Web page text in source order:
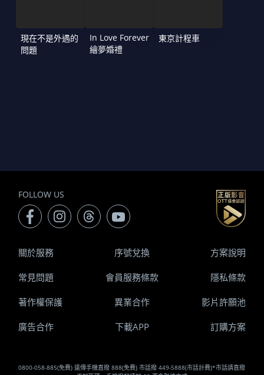
現在不是外遇的
問題
In Love Forever
繪夢婚禮
東京計程車
FOLLOW US
0800-058-885(免費) 遠傳手機直撥 888(免費) 市話撥 449-5888(市話計費)*市話請直撥
關於服務 序號兌換 方案說明
常見問題 會員服務條款 隱私條款
著作權保護 異業合作 影片許願池
廣告合作 下載APP 訂購方案